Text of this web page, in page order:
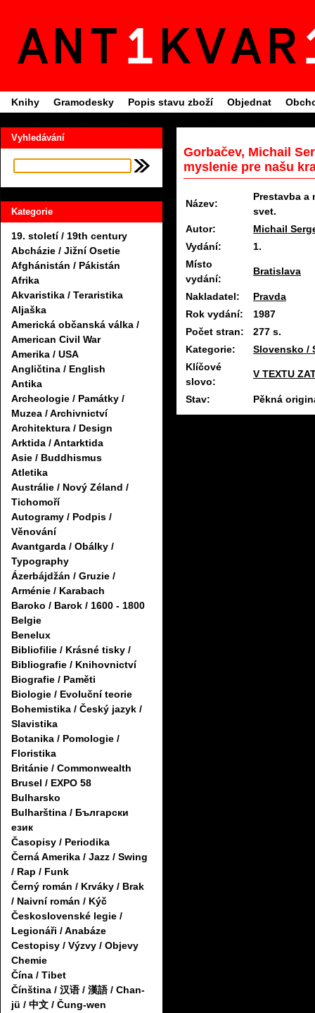
Knihy Gramodesky Popis stavu zboží Objednat
Vyhledávání
Kategorie
19. století / 19th century
Abcházie / Jižní Osetie
Afghánistán / Pákistán
Afrika
Akvaristika / Teraristika
Aljaška
Americká občanská válka /
American Civil War
Amerika / USA
Angličtina / English
Antika
Archeologie / Památky /
Muzea / Archivnictví
Architektura / Design
Arktida / Antarktida
Asie / Buddhismus
Atletika
Austrálie / Nový Zéland /
Tichomoří
Autogramy / Podpis /
Věnování
Avantgarda / Obálky /
Typography
Ázerbájdžán / Gruzie /
Arménie / Karabach
Baroko / Barok / 1600 - 1800
Belgie
Benelux
Bibliofilie / Krásné tisky /
Bibliografie / Knihovnictví
Biografie / Paměti
Biologie / Evoluční teorie
Bohemistika / Český jazyk /
Slavistika
Botanika / Pomologie /
Floristika
Británie / Commonwealth
Brusel / EXPO 58
Bulharsko
Bulharština / Български
език
Časopisy / Periodika
Černá Amerika / Jazz / Swing
/ Rap / Funk
Černý román / Krváky / Brak
/ Naivní román / Kýč
Československé legie /
Legionáři / Anabáze
Cestopisy / Výzvy / Objevy
Chemie
Čína / Tibet
Čínština / 汉语 / 漢語 / Chan-
jü / 中文 / Čung-wen
Gorbačev, Michail
myslenie pre našu
Název:
Prestavba a
svet.
Autor:
Michail
Vydání:
1.
Místo
vydání:
Bratislava
Nakladatel:
Pravda
Rok vydání:
1987
Počet stran:
277 s.
Kategorie:
Slovensko /
Klíčové
slovo:
V TEXTU
Stav: Pěkná